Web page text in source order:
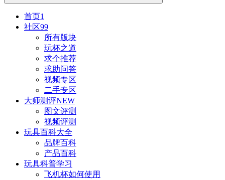
首页1
社区99
所有版块
玩杯之道
求个推荐
求助问答
视频专区
二手专区
大师测评NEW
图文评测
视频评测
玩具百科大全
品牌百科
产品百科
玩具科普学习
飞机杯如何使用